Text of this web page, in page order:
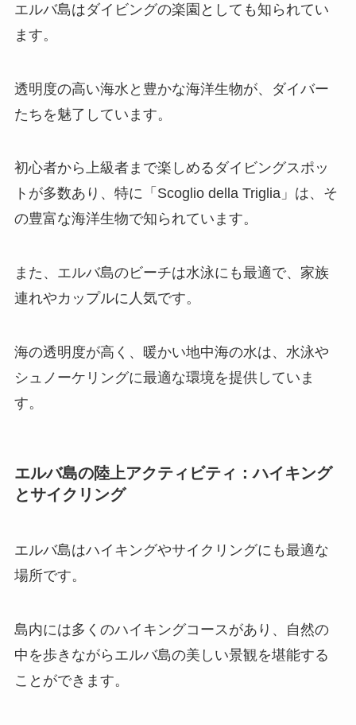
エルバ島はダイビングの楽園としても知られてい
ます。
透明度の高い海水と豊かな海洋生物が、ダイバー
たちを魅了しています。
初心者から上級者まで楽しめるダイビングスポッ
トが多数あり、特に「Scoglio della Triglia」は、そ
の豊富な海洋生物で知られています。
また、エルバ島のビーチは水泳にも最適で、家族
連れやカップルに人気です。
海の透明度が高く、暖かい地中海の水は、水泳や
シュノーケリングに最適な環境を提供していま
す。
エルバ島の陸上アクティビティ：ハイキング
とサイクリング
エルバ島はハイキングやサイクリングにも最適な
場所です。
島内には多くのハイキングコースがあり、自然の
中を歩きながらエルバ島の美しい景観を堪能する
ことができます。